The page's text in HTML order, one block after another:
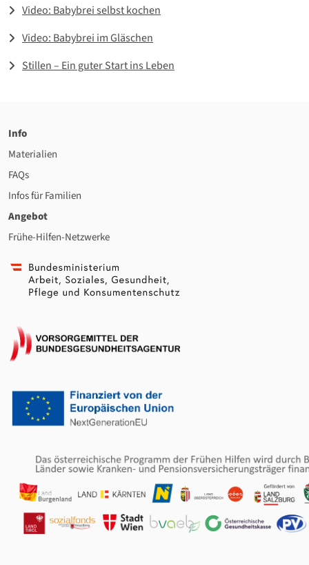
Video: Babybrei selbst kochen
Video: Babybrei im Gläschen
Stillen – Ein guter Start ins Leben
Info
Materialien
FAQs
Infos für Familien
Angebot
Frühe-Hilfen-Netzwerke